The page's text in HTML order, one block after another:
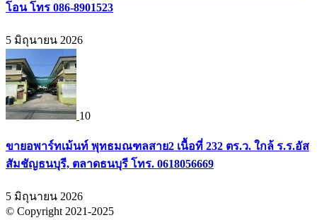
โอน โทร 086-8901523
5 มิถุนายน 2026
10
ขายอพาร์ทเม้นท์ พุทธมณฑลสาย2 เนื้อที่ 232 ตร.ว. ใกล้ ร.ร.อัส
สัมชัญธนบุรี, ตลาดธนบุรี โทร. 0618056669
5 มิถุนายน 2026
© Copyright 2021-2025